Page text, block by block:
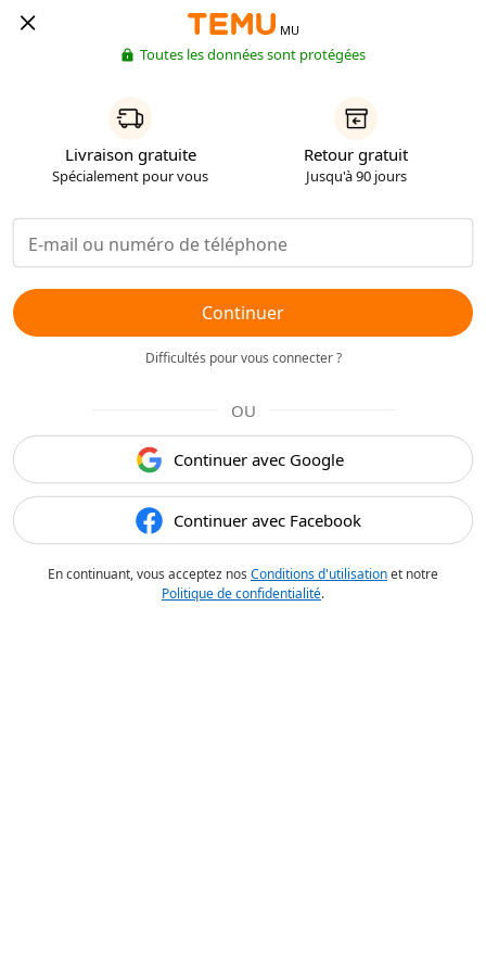
MU
Toutes les données sont protégées
Livraison gratuite
Spécialement pour vous
Retour gratuit
Jusqu'à 90 jours
Continuer
Difficultés pour vous connecter ?
OU
Continuer avec Google
Continuer avec Facebook
En continuant, vous acceptez nos Conditions d'utilisationet notre
Politique de confidentialité.